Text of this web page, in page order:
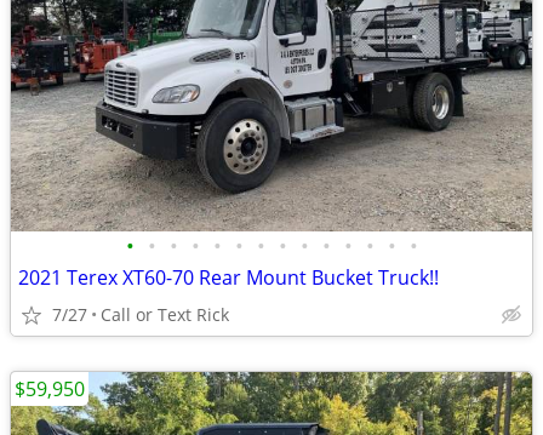
• • • • • • • • • • • • • •
2021 Terex XT60-70 Rear Mount Bucket Truck!!
7/27 Call or Text Rick
$59,950